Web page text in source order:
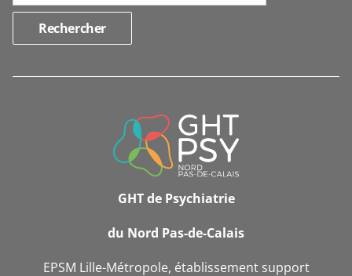
INFORMATIONS
GHT de Psychiatrie
du Nord Pas-de-Calais
EPSM Lille-Métropole, établissement support